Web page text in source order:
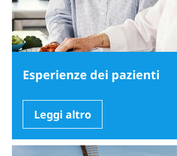
Esperienze dei pazienti
Leggi altro